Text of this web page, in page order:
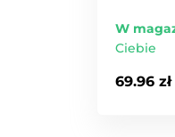
W
Ciebie
69.96 zł